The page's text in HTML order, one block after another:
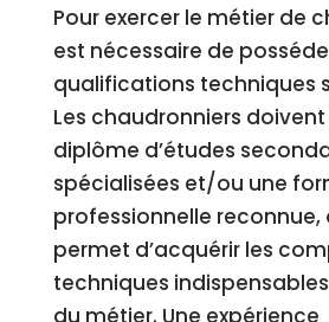
Pour exercer le métier de
est nécessaire de
qualifications techniques
Les chaudronniers
diplôme d’études
spécialisées et/ou une
professionnelle reconnue,
permet d’acquérir les
techniques
du métier. Une expérience